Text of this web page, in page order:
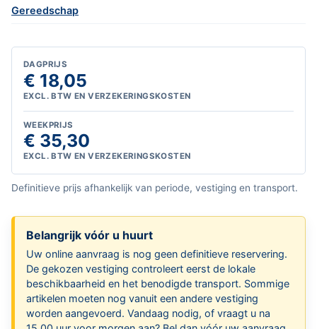
Gereedschap
DAGPRIJS
€ 18,05
EXCL. BTW EN VERZEKERINGSKOSTEN
WEEKPRIJS
€ 35,30
EXCL. BTW EN VERZEKERINGSKOSTEN
Definitieve prijs afhankelijk van periode, vestiging en transport.
Belangrijk vóór u huurt
Uw online aanvraag is nog geen definitieve reservering.
De gekozen vestiging controleert eerst de lokale
beschikbaarheid en het benodigde transport. Sommige
artikelen moeten nog vanuit een andere vestiging
worden aangevoerd. Vandaag nodig, of vraagt u na